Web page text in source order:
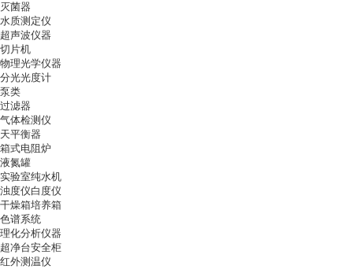
灭菌器
水质测定仪
超声波仪器
切片机
物理光学仪器
分光光度计
泵类
过滤器
气体检测仪
天平衡器
箱式电阻炉
液氮罐
实验室纯水机
浊度仪白度仪
干燥箱培养箱
色谱系统
理化分析仪器
超净台安全柜
红外测温仪